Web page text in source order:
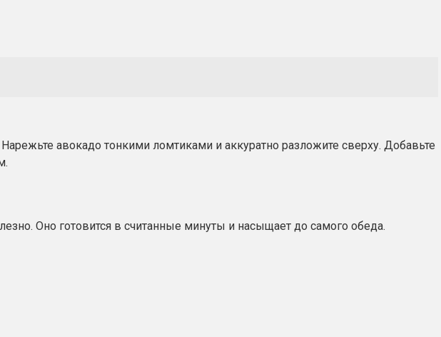
авокадо тонкими ломтиками и аккуратно разложите сверху. Добавьте
Оно готовится в считанные минуты и насыщает до самого обеда.